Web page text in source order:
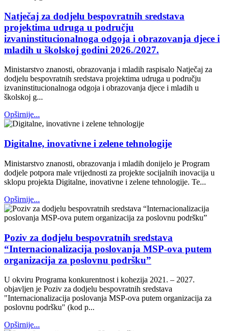
Natječaj za dodjelu bespovratnih sredstava
projektima udruga u području
izvaninstitucionalnoga odgoja i obrazovanja djece i
mladih u školskoj godini 2026./2027.
Ministarstvo znanosti, obrazovanja i mladih raspisalo Natječaj za
dodjelu bespovratnih sredstava projektima udruga u području
izvaninstitucionalnoga odgoja i obrazovanja djece i mladih u
školskoj g...
Opširnije...
Digitalne, inovativne i zelene tehnologije
Ministarstvo znanosti, obrazovanja i mladih donijelo je Program
dodjele potpora male vrijednosti za projekte socijalnih inovacija u
sklopu projekta Digitalne, inovativne i zelene tehnologije. Te...
Opširnije...
Poziv za dodjelu bespovratnih sredstava
“Internacionalizacija poslovanja MSP-ova putem
organizacija za poslovnu podršku”
U okviru Programa konkurentnost i kohezija 2021. – 2027.
objavljen je Poziv za dodjelu bespovratnih sredstava
"Internacionalizacija poslovanja MSP-ova putem organizacija za
poslovnu podršku" (kod p...
Opširnije...